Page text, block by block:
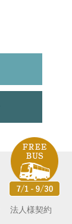
法人様契約